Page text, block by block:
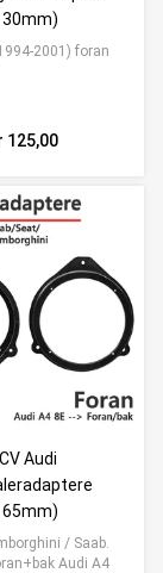
2001) foran
125,00
Audi
/ Saab.
Audi A4